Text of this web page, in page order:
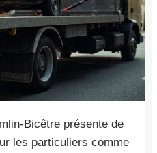
Bicêtre présente de
les particuliers comme